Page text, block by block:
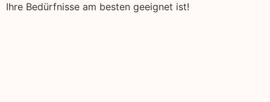
Ihre Bedürfnisse am besten geeignet ist!